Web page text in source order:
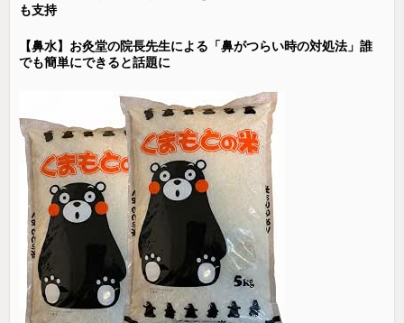
も支持
【鼻水】お灸堂の院長先生による「鼻がつらい時の対処法」誰
でも簡単にできると話題に